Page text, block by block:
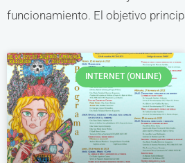
funcionamiento. El objetivo
INTERNET (ONLINE)